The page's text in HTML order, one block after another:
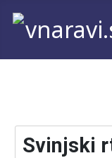
Svinjski